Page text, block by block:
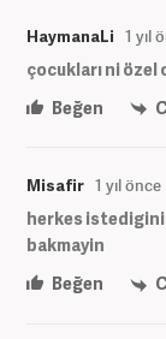
HaymanaLi 1 yıl
çocukları ni
Beğen
Misafir 1 yıl önce
herkes
bakmayin
Beğen